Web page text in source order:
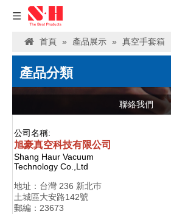
首頁 » 產品展示 » 真空手套箱
產品分類
聯絡我們
公司名稱:
旭豪真空科技有限公司
Shang Haur Vacuum
Technology Co.,Ltd
地址： 台灣 236 新北巿
土城區大安路142號
郵編：23673